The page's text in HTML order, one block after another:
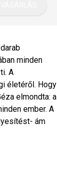
minden
A
életéről. Hogy
elmondta: a
ember. A
ám